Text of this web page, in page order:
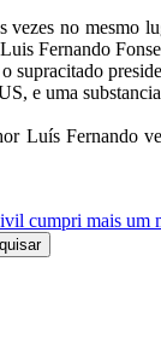
no mesmo
Fernando
supracitado
e uma
Luís Fernando
cumpri mais